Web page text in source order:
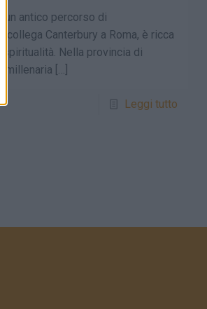
un antico percorso di
collega Canterbury a Roma, è ricca
Nella provincia di
millenaria
Leggi tutto